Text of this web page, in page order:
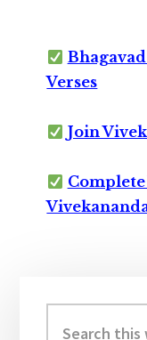
Verses
Join
Sidebar